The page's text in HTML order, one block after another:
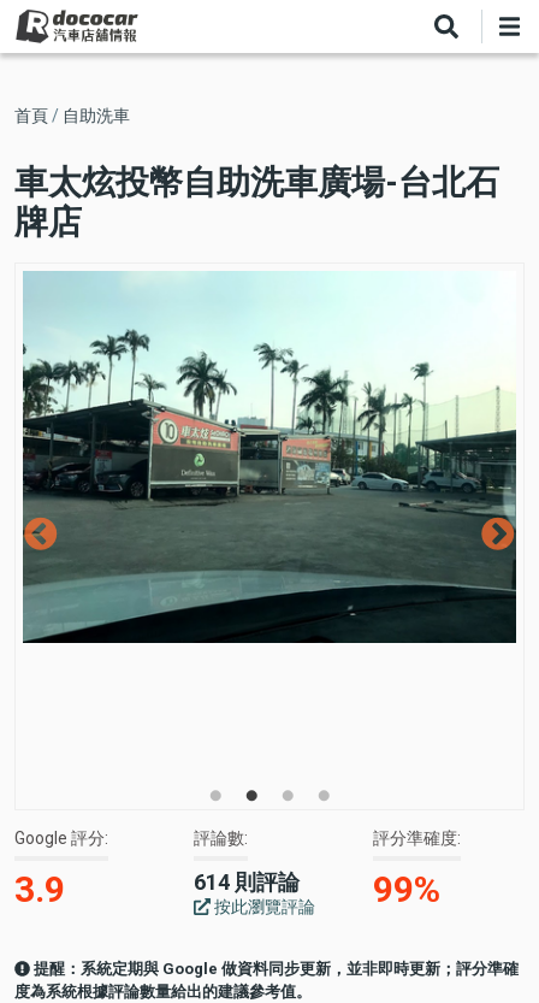
移
至
內導
航
連
結
首頁 自助洗車
車太炫投幣自助洗車廣場-台北石
牌店
Google 評分
3.9
評論數
614 則評論
按此瀏覽評論
評分準確度
99%
提醒：系統定期與 Google 做資料同步更新，並非即時更新；評分準確
度為系統根據評論數量給出的建議參考值。